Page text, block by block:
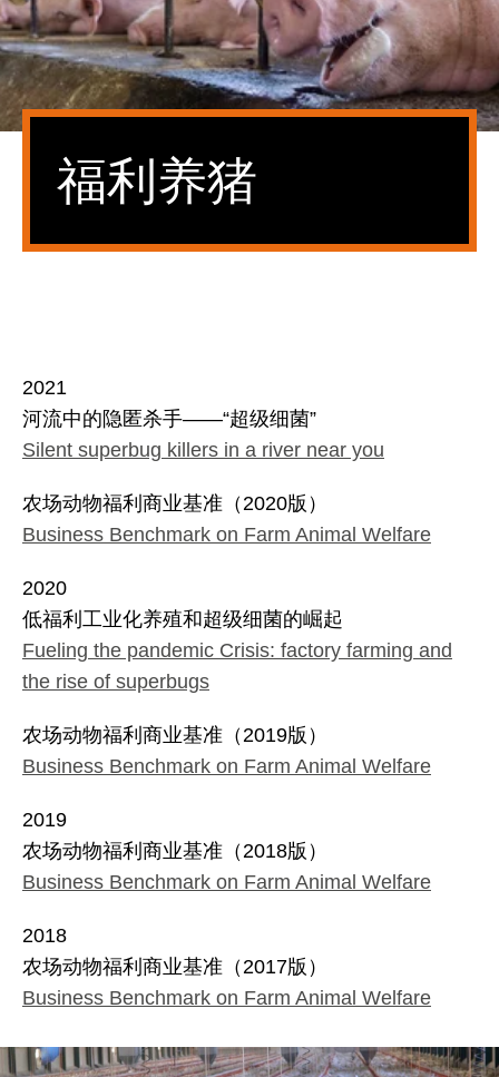
福利养猪
2021
河流中的隐匿杀手——“超级细菌”
Silent superbug killers in a river near you
农场动物福利商业基准（2020版）
Business Benchmark on Farm Animal Welfare
2020
低福利工业化养殖和超级细菌的崛起
Fueling the pandemic Crisis: factory farming and
the rise of superbugs
农场动物福利商业基准（2019版）
Business Benchmark on Farm Animal Welfare
2019
农场动物福利商业基准（2018版）
Business Benchmark on Farm Animal Welfare
2018
农场动物福利商业基准（2017版）
Business Benchmark on Farm Animal Welfare